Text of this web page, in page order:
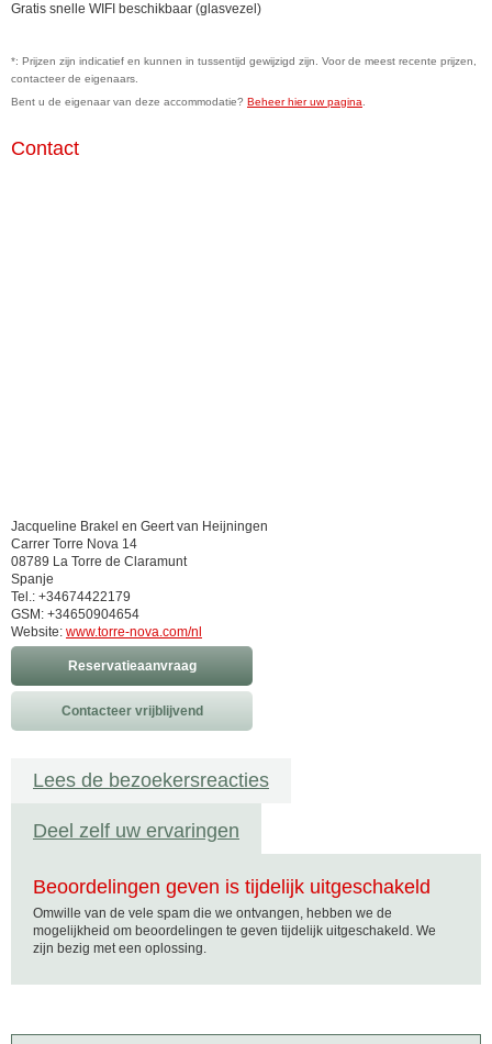
Gratis snelle WIFI beschikbaar (glasvezel)
*: Prijzen zijn indicatief en kunnen in tussentijd gewijzigd zijn. Voor de meest recente prijzen,
contacteer de eigenaars.
Bent u de eigenaar van deze accommodatie? Beheer hier uw pagina
Contact
Jacqueline Brakel en Geert van Heijningen
Carrer Torre Nova 14
08789 La Torre de Claramunt
Spanje
Tel.: +34674422179
GSM: +34650904654
Website: www.torre-nova.com/nl
Reservatieaanvraag
Contacteer vrijblijvend
Lees de bezoekersreacties
Deel zelf uw ervaringen
Beoordelingen geven is tijdelijk uitgeschakeld
Omwille van de vele spam die we ontvangen, hebben we de
mogelijkheid om beoordelingen te geven tijdelijk uitgeschakeld. We
zijn bezig met een oplossing.